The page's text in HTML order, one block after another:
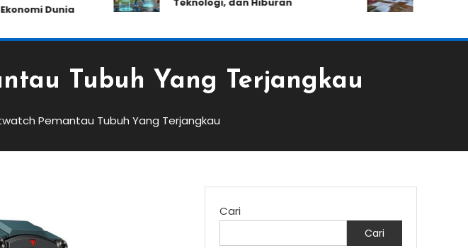
Dunia
Tubuh Yang Terjangkau
Pemantau Tubuh Yang Terjangkau
Cari
Cari